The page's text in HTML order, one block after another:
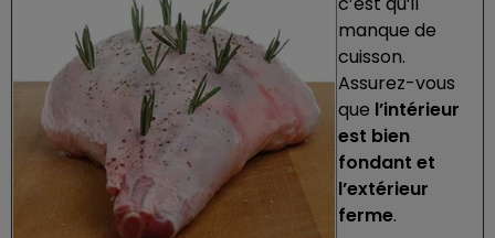
manque de
cuisson.
Assurez-vous
que l’intérieur
est bien
fondant et
l’extérieur
ferme.